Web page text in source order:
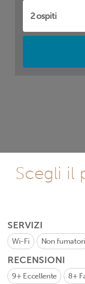
Scegli il
SERVIZI
Wi-Fi Non fumatori
RECENSIONI
9+ Eccellente 8+